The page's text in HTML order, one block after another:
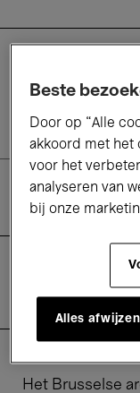
13
Architectuur
Tarieven
Het Brusselse
Beste
Door op “Alle
akkoord met het
voor het
analyseren van
bij onze
Alles afwijzen